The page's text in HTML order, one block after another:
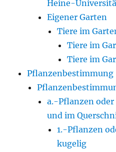
Heine-
Eigener Garten
Tiere im
Tiere im
Tiere im
Pflanzenbestimmung
a.-Pflanzen
und im
1.-Pflanzen
kugelig